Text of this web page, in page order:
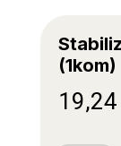
(1kom)
19,24